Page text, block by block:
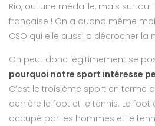
Rio, oui une médaille, mais
française ! On a quand même
CSO qui elle aussi a décrocher la
On peut donc légitimement se
pourquoi notre sport intéresse
C’est le troisième sport en terme
derrière le foot et le tennis. Le
occupé par les hommes et le